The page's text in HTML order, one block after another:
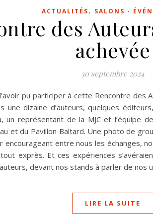
ACTUALITÉS, SALONS -
des
achevée
30 septembre 2024
pu participer à cette Rencontre des
une dizaine d’auteurs, quelques
un représentant de la MJC et l’équipe
et du Pavillon Baltard. Une photo de
entre nous les échanges,
exprès. Et ces expériences
devant nos stands à parler de nos
LIRE LA SUITE